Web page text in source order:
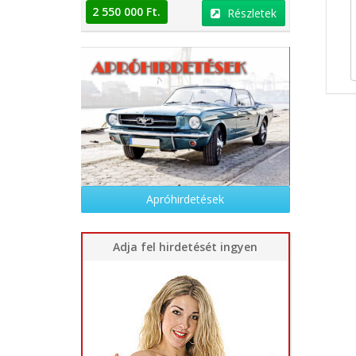
2 550 000 Ft. Részletek
Apróhirdetések
Adja fel hirdetését ingyen